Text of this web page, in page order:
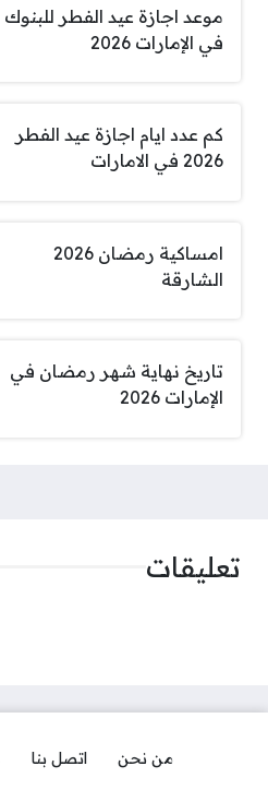
موعد اجازة عيد الفطر للبنوك
في الإمارات 2026
كم عدد ايام اجازة عيد الفطر
2026 في الامارات
امساكية رمضان 2026
الشارقة
تاريخ نهاية شهر رمضان في
الإمارات 2026
تعليقات
من نحن اتصل بنا